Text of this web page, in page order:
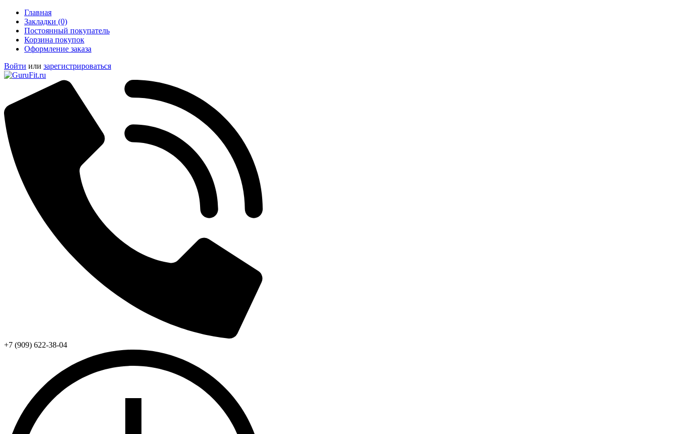
Главная
Закладки (0)
Постоянный покупатель
Корзина покупок
Оформление заказа
Войти или зарегистрироваться
+7 (909) 622-38-04